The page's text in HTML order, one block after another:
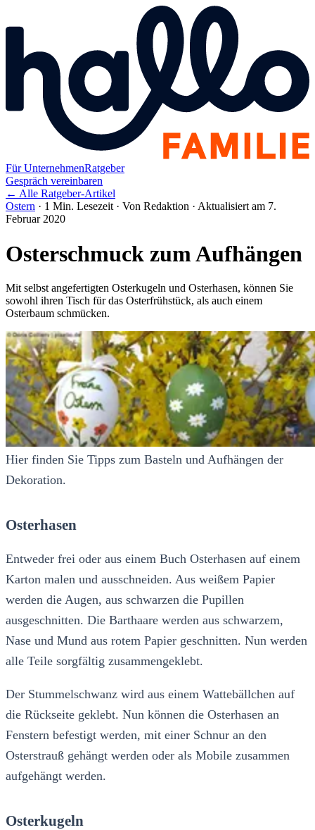
Für UnternehmenRatgeber
Gespräch vereinbaren
← Alle Ratgeber-Artikel
Ostern · 1 Min. Lesezeit · Von Redaktion · Aktualisiert am 7.
Februar 2020
Osterschmuck zum Aufhängen
Mit selbst angefertigten Osterkugeln und Osterhasen, können Sie
sowohl ihren Tisch für das Osterfrühstück, als auch einem
Osterbaum schmücken.
Hier finden Sie Tipps zum Basteln und Aufhängen der
Dekoration.
Osterhasen
Entweder frei oder aus einem Buch Osterhasen auf einem
Karton malen und ausschneiden. Aus weißem Papier
werden die Augen, aus schwarzen die Pupillen
ausgeschnitten. Die Barthaare werden aus schwarzem,
Nase und Mund aus rotem Papier geschnitten. Nun werden
alle Teile sorgfältig zusammengeklebt.
Der Stummelschwanz wird aus einem Wattebällchen auf
die Rückseite geklebt. Nun können die Osterhasen an
Fenstern befestigt werden, mit einer Schnur an den
Osterstrauß gehängt werden oder als Mobile zusammen
aufgehängt werden.
Osterkugeln